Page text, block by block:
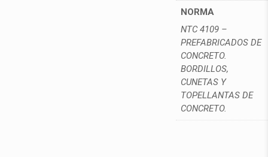
NORMA
NTC 4109 –
PREFABRICADOS DE
CONCRETO.
BORDILLOS,
CUNETAS Y
TOPELLANTAS DE
CONCRETO.